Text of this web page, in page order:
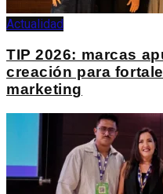
Actualidad
TIP 2026: marcas
creación para
marketing